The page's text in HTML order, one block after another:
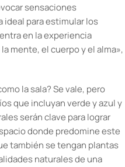
sensaciones
ideal para estimular los
en la experiencia
mente, el cuerpo y el alma»,
la sala? Se vale, pero
que incluyan verde y azul y
serán clave para lograr
donde predomine este
también se tengan plantas
naturales de una